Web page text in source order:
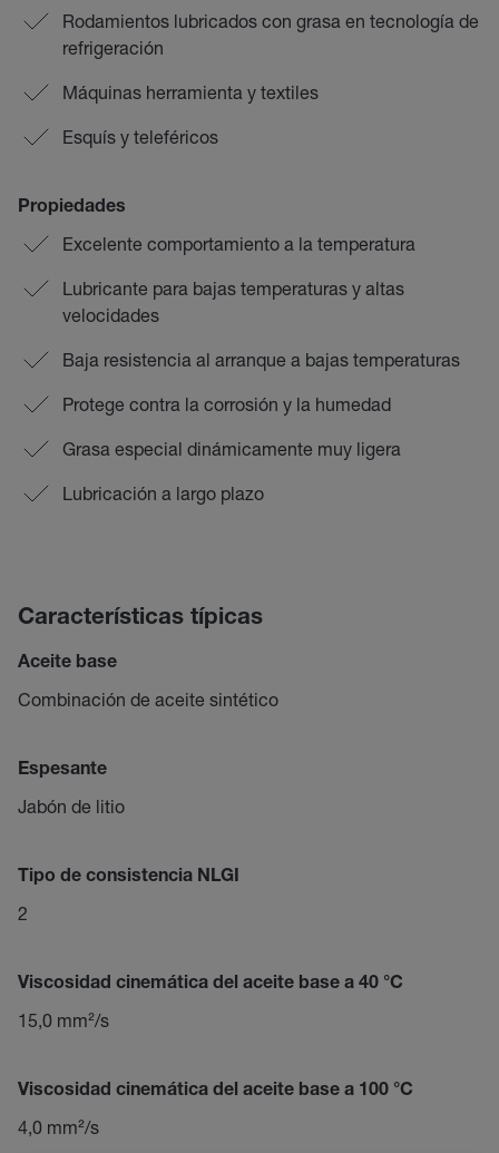
Rodamientos lubricados con grasa en tecnología de
refrigeración
Máquinas herramienta y textiles
Esquís y teleféricos
Propiedades
Excelente comportamiento a la temperatura
Lubricante para bajas temperaturas y altas
velocidades
Baja resistencia al arranque a bajas temperaturas
Protege contra la corrosión y la humedad
Grasa especial dinámicamente muy ligera
Lubricación a largo plazo
Características típicas
Aceite base
Combinación de aceite sintético
Espesante
Jabón de litio
Tipo de consistencia NLGI
2
Viscosidad cinemática del aceite base a 40 °C
15,0 mm²/s
Viscosidad cinemática del aceite base a 100 °C
4,0 mm²/s